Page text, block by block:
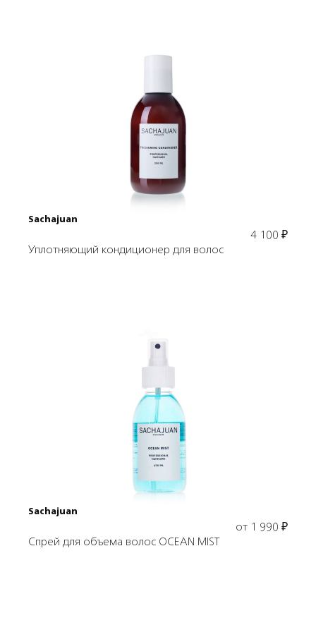
Подробнее
В корзину
Sachajuan
4 100 ₽
Уплотняющий кондиционер для волос
Выбрать объем
Sachajuan
от 1 990 ₽
Спрей для объема волос OCEAN MIST